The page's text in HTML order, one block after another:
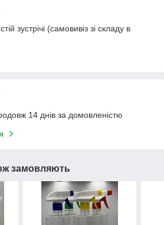
зустрічі (самовивіз зі складу в
14 днів за домовленістю
замовляють